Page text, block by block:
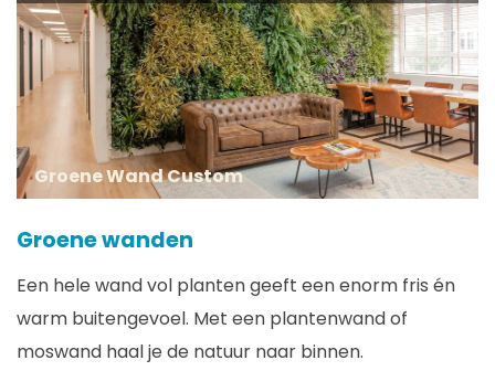
Groene Wand Custom
Groene wanden
Een hele wand vol planten geeft een enorm fris én
warm buitengevoel. Met een plantenwand of
moswand haal je de natuur naar binnen.